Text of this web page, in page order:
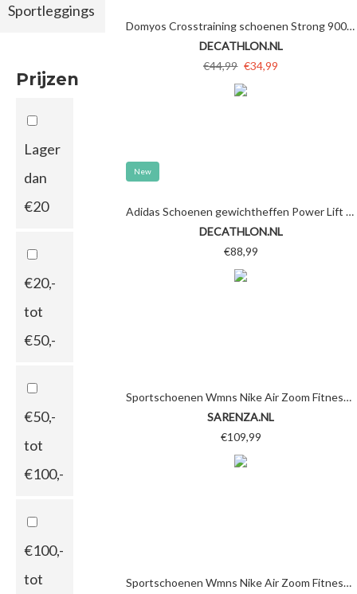
Sportleggings
Prijzen
Lager
dan
€20
€20,-
tot
€50,-
€50,-
tot
€100,-
€100,-
tot
Domyos Crosstraining schoenen Strong 900 voor heren zwart/rood
DECATHLON.NL
€44,99 €34,99
Adidas Schoenen gewichtheffen Power Lift 3.1
DECATHLON.NL
€88,99
New
Sportschoenen Wmns Nike Air Zoom Fitness by Nike
SARENZA.NL
€109,99
Sportschoenen Wmns Nike Air Zoom Fitness by Nike